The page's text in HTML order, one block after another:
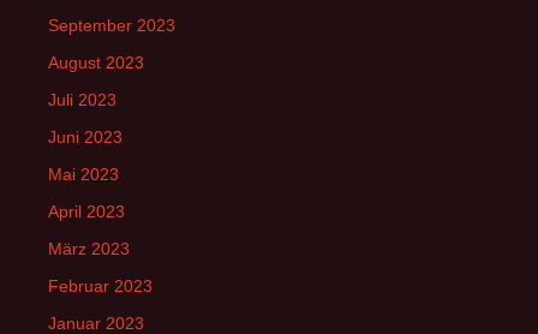
September 2023
August 2023
Juli 2023
Juni 2023
Mai 2023
April 2023
März 2023
Februar 2023
Januar 2023